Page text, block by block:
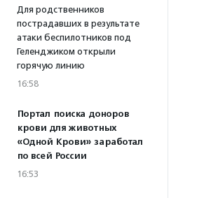
Для родственников
пострадавших в результате
атаки беспилотников под
Геленджиком открыли
горячую линию
16:58
Портал поиска доноров
крови для животных
«Одной Крови» заработал
по всей России
16:53